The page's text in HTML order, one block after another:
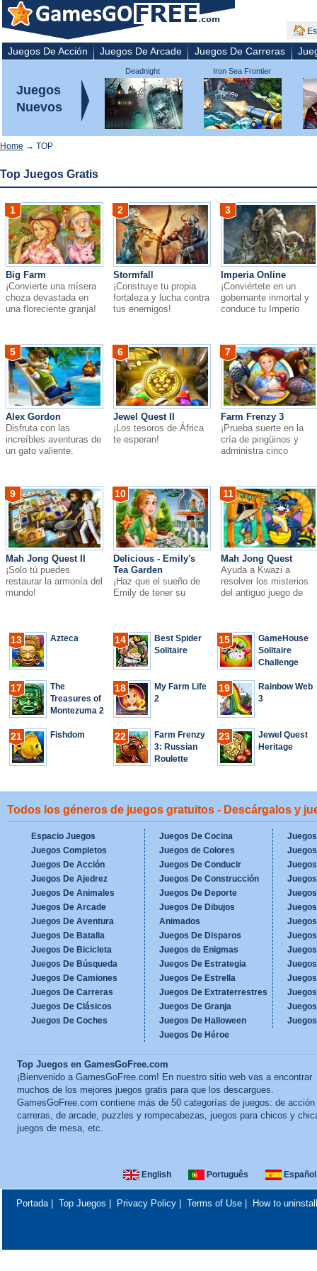
Juegos De Acción Juegos De Arcade Juegos De Carreras
Juegos
Nuevos
Deadnight
Iron Sea Frontier
Defenders
Home → TOP
Top Juegos Gratis
1
Big Farm
¡Convierte una mísera
choza devastada en
una floreciente granja!
2
Stormfall
¡Construye tu propia
fortaleza y lucha contra
tus enemigos!
3
Imperia Online
¡Conviértete en un
gobernante inmortal y
conduce tu Imperio
5
Alex Gordon
Disfruta con las
increíbles aventuras de
un gato valiente.
6
Jewel Quest II
¡Los tesoros de África
te esperan!
7
Farm Frenzy 3
¡Prueba suerte en la
cría de pingüinos y
administra cinco
9
Mah Jong Quest II
¡Solo tú puedes
restaurar la armonía del
mundo!
10
Delicious - Emily's
Tea Garden
¡Haz que el sueño de
Emily de tener su
11
Mah Jong Quest
Ayuda a Kwazi a
resolver los misterios
del antiguo juego de
13 Azteca 14
Best Spider
Solitaire
15
GameHouse
Solitaire
Challenge
17
The
Treasures of
Montezuma 2
18
My Farm Life
2
19
Rainbow Web
3
21 Fishdom 22
Farm Frenzy
3: Russian
Roulette
23
Jewel Quest
Heritage
Todos los géneros de juegos gratuitos - Descárgalos y
Espacio Juegos
Juegos Completos
Juegos De Acción
Juegos De Ajedrez
Juegos De Animales
Juegos De Arcade
Juegos De Aventura
Juegos De Batalla
Juegos De Bicicleta
Juegos De Búsqueda
Juegos De Camiones
Juegos De Carreras
Juegos De Clásicos
Juegos De Coches
Juegos De Cocina
Juegos de Colores
Juegos De Conducir
Juegos De Construcción
Juegos De Deporte
Juegos De Dibujos
Animados
Juegos De Disparos
Juegos de Enigmas
Juegos De Estrategia
Juegos De Estrella
Juegos De Extraterrestres
Juegos De Granja
Juegos De Halloween
Juegos De Héroe
Top Juegos en GamesGoFree.com
¡Bienvenido a GamesGoFree.com! En nuestro sitio web vas a encontrar
muchos de los mejores juegos gratis para que los descargues.
GamesGoFree.com contiene más de 50 categorías de juegos: de acción
carreras, de arcade, puzzles y rompecabezas, juegos para chicos y
juegos de mesa, etc.
English Português Español
Portada| Top Juegos Privacy Policy| Terms of Use| How to uninstall